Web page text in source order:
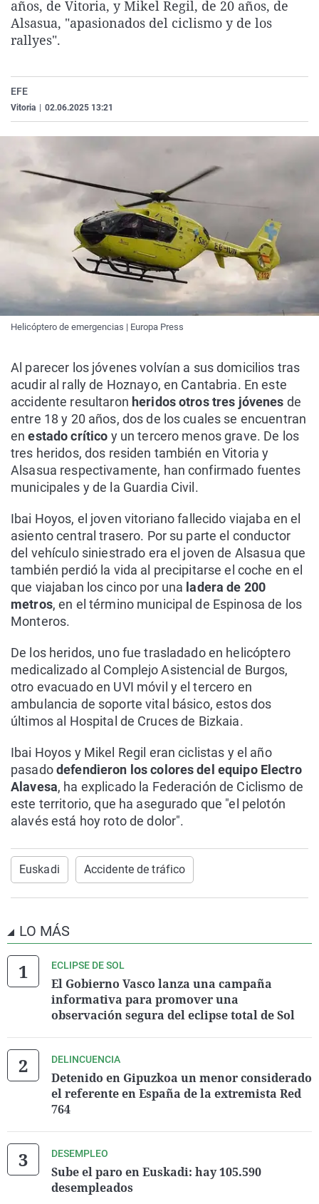
La rosa de los vientos
Caso
Extremadura
Virales
años, de Vitoria, y Mikel Regil, de 20 años, de
Alsasua, "apasionados del ciclismo y de los
rallyes".
EFE
Vitoria 02.06.2025 13:21
Helicóptero de emergencias | Europa Press
Al parecer los jóvenes volvían a sus domicilios tras
acudir al rally de Hoznayo, en Cantabria. En este
accidente resultaron heridos otros tres jóvenes de
entre 18 y 20 años, dos de los cuales se encuentran
enestado crítico y un tercero menos grave. De los
tres heridos, dos residen también en Vitoria y
Alsasua respectivamente, han confirmado fuentes
municipales y de la Guardia Civil.
Ibai Hoyos, el joven vitoriano fallecido viajaba en el
asiento central trasero. Por su parte el conductor
del vehículo siniestrado era el joven de Alsasua que
también perdió la vida al precipitarse el coche en el
que viajaban los cinco por una ladera de 200
metros, en el término municipal de Espinosa de los
Monteros.
De los heridos, uno fue trasladado en helicóptero
medicalizado al Complejo Asistencial de Burgos,
otro evacuado en UVI móvil y el tercero en
ambulancia de soporte vital básico, estos dos
últimos al Hospital de Cruces de Bizkaia.
Ibai Hoyos y Mikel Regil eran ciclistas y el año
pasadodefendieron los colores del equipo Electro
Alavesa, ha explicado la Federación de Ciclismo de
este territorio, que ha asegurado que "el pelotón
alavés está hoy roto de dolor".
Euskadi Accidente de tráfico
LO MÁS
ECLIPSE DE SOL
El Gobierno Vasco lanza una campaña
informativa para promover una
observación segura del eclipse total de Sol
DELINCUENCIA
Detenido en Gipuzkoa un menor considerado
el referente en España de la extremista Red
764
DESEMPLEO
Sube el paro en Euskadi: hay 105.590
desempleados